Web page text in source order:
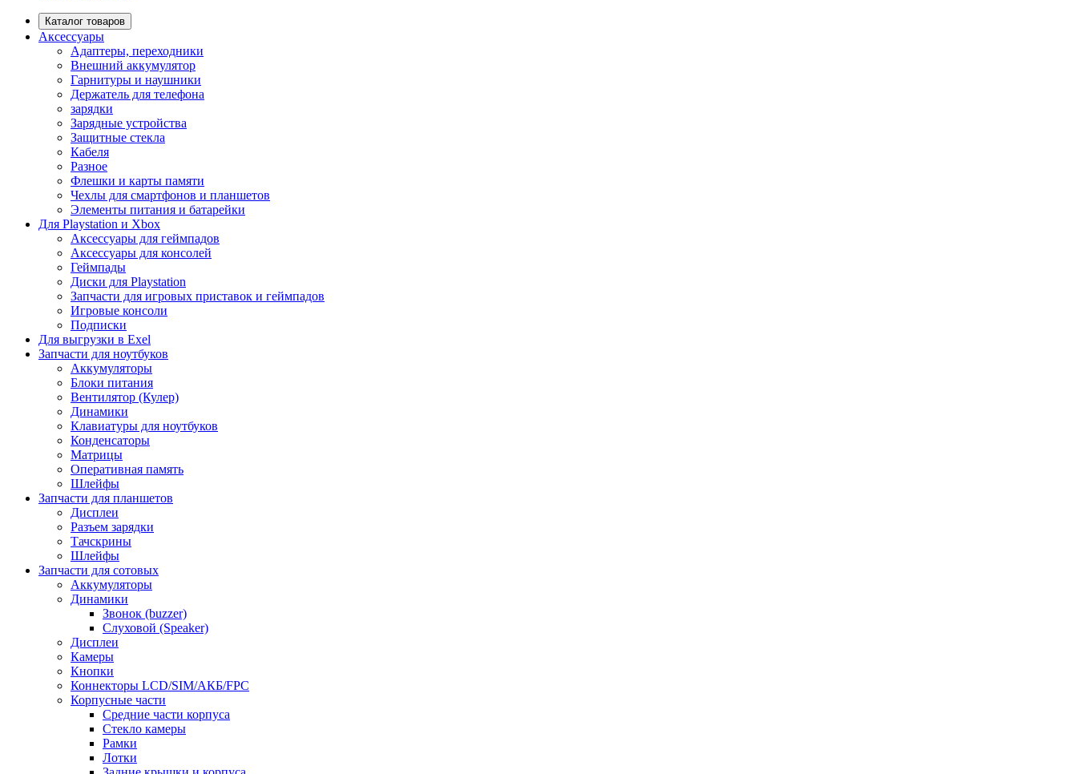
Каталог товаров
Аксессуары
Адаптеры, переходники
Внешний аккумулятор
Гарнитуры и наушники
Держатель для телефона
зарядки
Зарядные устройства
Защитные стекла
Кабеля
Разное
Флешки и карты памяти
Чехлы для смартфонов и планшетов
Элементы питания и батарейки
Для Playstation и Xbox
Аксессуары для геймпадов
Аксессуары для консолей
Геймпады
Диски для Playstation
Запчасти для игровых приставок и геймпадов
Игровые консоли
Подписки
Для выгрузки в Exel
Запчасти для ноутбуков
Аккумуляторы
Блоки питания
Вентилятор (Кулер)
Динамики
Клавиатуры для ноутбуков
Конденсаторы
Матрицы
Оперативная память
Шлейфы
Запчасти для планшетов
Дисплеи
Разъем зарядки
Тачскрины
Шлейфы
Запчасти для сотовых
Аккумуляторы
Динамики
Звонок (buzzer)
Слуховой (Speaker)
Дисплеи
Камеры
Кнопки
Коннекторы LCD/SIM/АКБ/FPC
Корпусные части
Средние части корпуса
Стекло камеры
Рамки
Лотки